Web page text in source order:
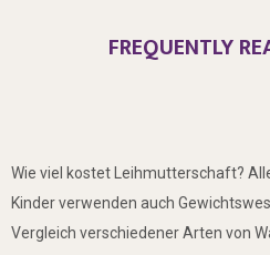
FREQUENTLY
Wie viel kostet Leihmutterschaft?
Kinder verwenden auch
Vergleich verschiedener Arten von